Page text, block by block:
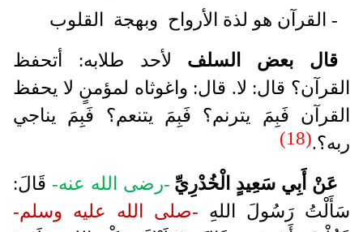
- القرآن هو لذة الأرواح وبهجة القلوب
قال بعض السلف لأحد طلابه: أتحفظ
القرآن؟ قال: لا. قال: واغوثاه لمؤمنٍ لا يحفظ
القرآن فَبِمَ يترنم؟ فَبِمَ يتنعم؟ فَبِمَ يناجي
ربه؟.(18)
عَنْ أَبِي سَعِيدٍ الْخُدْرِيِّ -رضى الله عنه- قَالَ:
سَأَلْتُ رَسُولَ اللهِ -صلى الله عليه وسلم-